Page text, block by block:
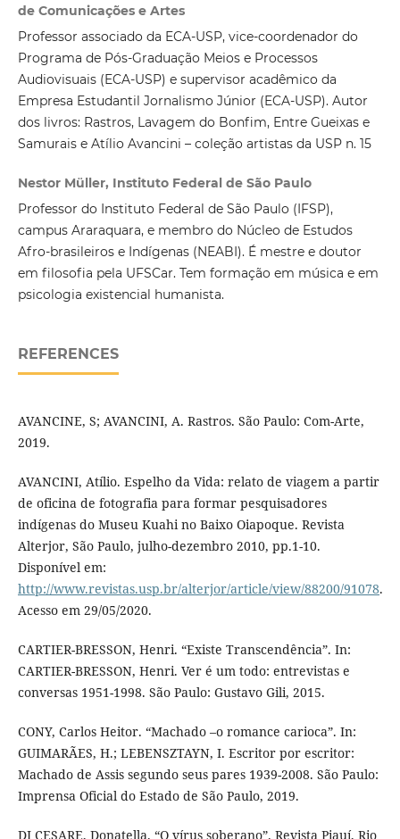
de Comunicações e Artes
Professor associado da ECA-USP, vice-coordenador do
Programa de Pós-Graduação Meios e Processos
Audiovisuais (ECA-USP) e supervisor acadêmico da
Empresa Estudantil Jornalismo Júnior (ECA-USP). Autor
dos livros: Rastros, Lavagem do Bonfim, Entre Gueixas e
Samurais e Atílio Avancini – coleção artistas da USP n. 15
Nestor Müller, Instituto Federal de São Paulo
Professor do Instituto Federal de São Paulo (IFSP),
campus Araraquara, e membro do Núcleo de Estudos
Afro-brasileiros e Indígenas (NEABI). É mestre e doutor
em filosofia pela UFSCar. Tem formação em música e em
psicologia existencial humanista.
REFERENCES
AVANCINE, S; AVANCINI, A. Rastros. São Paulo: Com-Arte,
2019.
AVANCINI, Atílio. Espelho da Vida: relato de viagem a partir
de oficina de fotografia para formar pesquisadores
indígenas do Museu Kuahi no Baixo Oiapoque. Revista
Alterjor, São Paulo, julho-dezembro 2010, pp.1-10.
Disponível em:
http://www.revistas.usp.br/alterjor/article/view/88200/91078.
Acesso em 29/05/2020.
CARTIER-BRESSON, Henri. “Existe Transcendência”. In:
CARTIER-BRESSON, Henri. Ver é um todo: entrevistas e
conversas 1951-1998. São Paulo: Gustavo Gili, 2015.
CONY, Carlos Heitor. “Machado –o romance carioca”. In:
GUIMARÃES, H.; LEBENSZTAYN, I. Escritor por escritor:
Machado de Assis segundo seus pares 1939-2008. São Paulo:
Imprensa Oficial do Estado de São Paulo, 2019.
DI CESARE, Donatella. “O vírus soberano”. Revista Piauí, Rio